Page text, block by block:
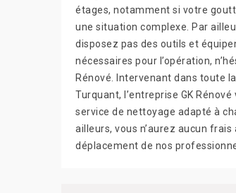
étages, notamment si votre
une situation complexe. Par
disposez pas des outils et
nécessaires pour l’opération,
Rénové. Intervenant dans toute
Turquant, l’entreprise GK
service de nettoyage adapté à
ailleurs, vous n’aurez aucun frais
déplacement de nos